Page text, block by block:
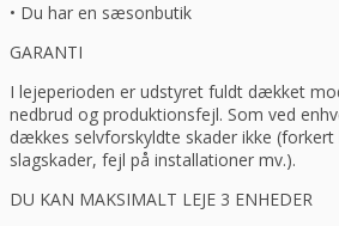
• Du har en sæsonbutik
GARANTI
I lejeperioden er udstyret fuldt dækket
nedbrud og produktionsfejl. Som ved
dækkes selvforskyldte skader ikke (forkert
slagskader, fejl på installationer mv.).
DU KAN MAKSIMALT LEJE 3 ENHEDER